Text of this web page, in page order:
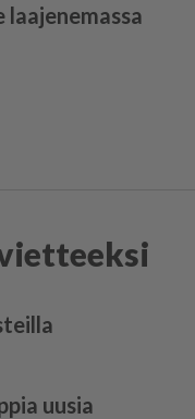
laajenemassa
uusia